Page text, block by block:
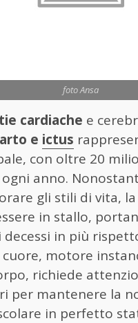
foto Ansa
cardiache e
e ictus
con oltre 20
ogni anno.
gli stili di vita,
in stallo,
in più
cuore, motore
richiede
per mantenere la
in perfetto